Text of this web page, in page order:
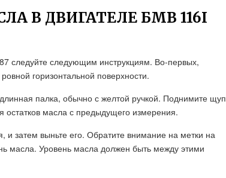
В ДВИГАТЕЛЕ БМВ 116I
следуйте следующим инструкциям. Во-первых,
горизонтальной поверхности.
палка, обычно с желтой ручкой. Поднимите щуп
остатков масла с предыдущего измерения.
и затем выньте его. Обратите внимание на метки на
масла. Уровень масла должен быть между этими